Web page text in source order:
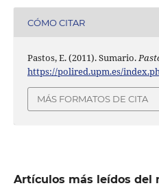
CÓMO CITAR
Pastos, E. (2011). Sumario.
https://polired.upm.es/
MÁS FORMATOS DE CITA
Artículos más leídos del